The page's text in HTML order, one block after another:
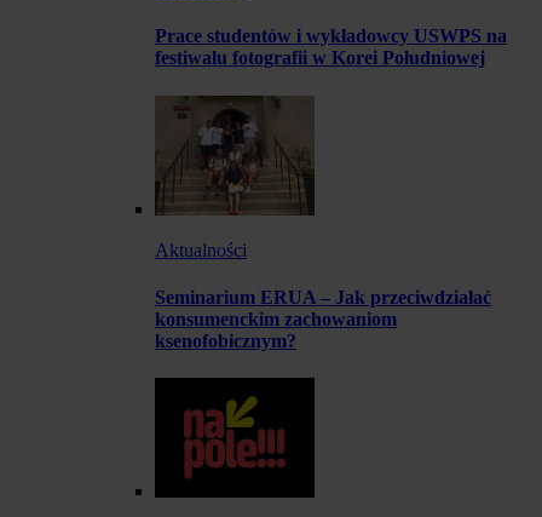
Prace studentów i wykładowcy USWPS na
festiwalu fotografii w Korei Południowej
Aktualności
Seminarium ERUA – Jak przeciwdziałać
konsumenckim zachowaniom
ksenofobicznym?